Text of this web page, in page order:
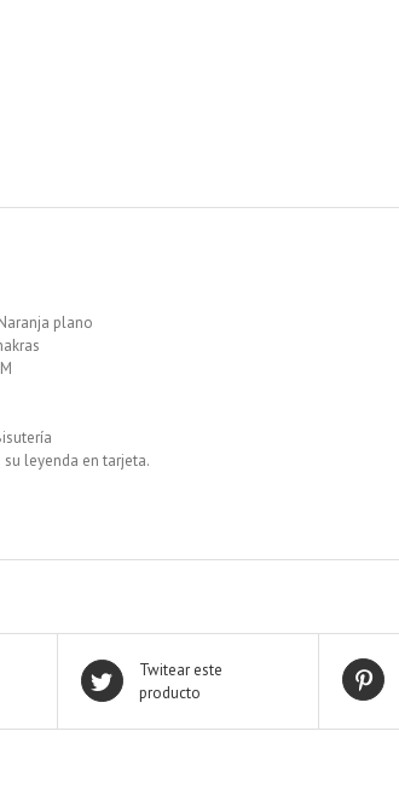
plano
leyenda en tarjeta.
Twitear este
producto